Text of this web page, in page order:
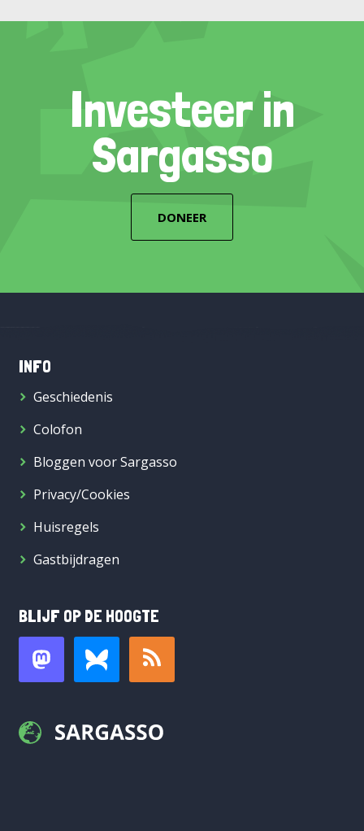
Investeer in
Sargasso
DONEER
INFO
Geschiedenis
Colofon
Bloggen voor Sargasso
Privacy/Cookies
Huisregels
Gastbijdragen
BLIJF OP DE HOOGTE